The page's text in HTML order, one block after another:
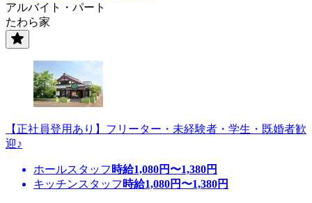
アルバイト・パート
たわら家
【正社員登用あり】フリーター・未経験者・学生・既婚者歓
迎♪
ホールスタッフ 時給1,080円〜1,380円
キッチンスタッフ 時給1,080円〜1,380円